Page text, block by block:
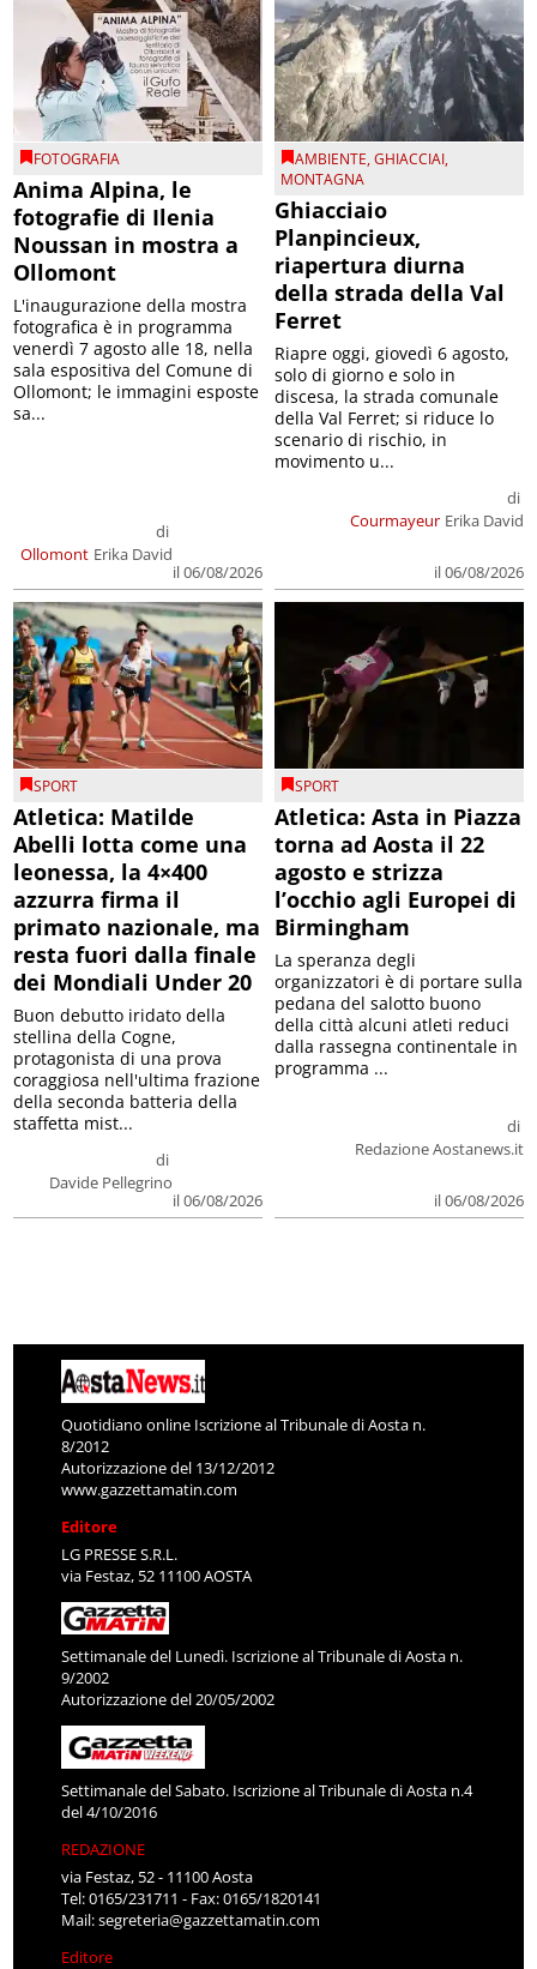
FOTOGRAFIA
Anima Alpina, le
fotografie di Ilenia
Noussan in mostra a
Ollomont
Ollomont
di
Erika David
il 06/08/2026
L'inaugurazione della mostra
fotografica è in programma
venerdì 7 agosto alle 18, nella
sala espositiva del Comune di
Ollomont; le immagini esposte
sa...
AMBIENTE,GHIACCIAI,
MONTAGNA
Ghiacciaio
Planpincieux,
riapertura diurna
della strada della Val
Ferret
Courmayeur
di
Erika David
il 06/08/2026
Riapre oggi, giovedì 6 agosto,
solo di giorno e solo in
discesa, la strada comunale
della Val Ferret; si riduce lo
scenario di rischio, in
movimento u...
SPORT
Atletica: Matilde
Abelli lotta come una
leonessa, la 4×400
azzurra firma il
primato nazionale, ma
resta fuori dalla finale
dei Mondiali Under 20
di
Davide Pellegrino
il 06/08/2026
Buon debutto iridato della
stellina della Cogne,
protagonista di una prova
coraggiosa nell'ultima frazione
della seconda batteria della
staffetta mist...
SPORT
Atletica: Asta in Piazza
torna ad Aosta il 22
agosto e strizza
l’occhio agli Europei di
Birmingham
di
Redazione Aostanews.it
il 06/08/2026
La speranza degli
organizzatori è di portare sulla
pedana del salotto buono
della città alcuni atleti reduci
dalla rassegna continentale in
programma ...
Quotidiano online Iscrizione al Tribunale di Aosta n.
8/2012
Autorizzazione del 13/12/2012
www.gazzettamatin.com
Editore
LG PRESSE S.R.L.
via Festaz, 52 11100 AOSTA
Settimanale del Lunedì. Iscrizione al Tribunale di Aosta n.
9/2002
Autorizzazione del 20/05/2002
Settimanale del Sabato. Iscrizione al Tribunale di Aosta n.4
del 4/10/2016
REDAZIONE
via Festaz, 52 - 11100 Aosta
Tel: 0165/231711 - Fax: 0165/1820141
Mail:segreteria@gazzettamatin.com
Editore